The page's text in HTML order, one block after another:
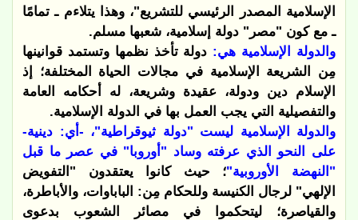
الإسلامية المصدر الرئيسي للتشريع"، وهذا يتلاءم ـ تمامًا
ـ مع كون "مصر" دولة إسلامية، شعبها مسلم.
والدولة الإسلامية هي: دولة تأخذ نظمها وتستمد قوانينها
مِن الشريعة الإسلامية في مجالات الحياة المختلفة؛ إذ
الإسلام دين ودولة، عقيدة وشريعة، له أحكامه العامة
والتفصيلية التي يجب العمل بها في الدولة الإسلامية.
والدولة الإسلامية ليست "دولة ثيوقراطية"، -أي: دينية-
على النحو الذي عرفته وساد "أوروبا" في عصر ما قبل
"النهضة الأوروبية"؛ حيث كانوا يعتقدون "التفويض
الإلهي" لرجال الكنيسة وللحكام مِن: الباباوات، والأباطرة،
والقياصرة؛ ليتحكموا في مصائر الشعوب بدعوى